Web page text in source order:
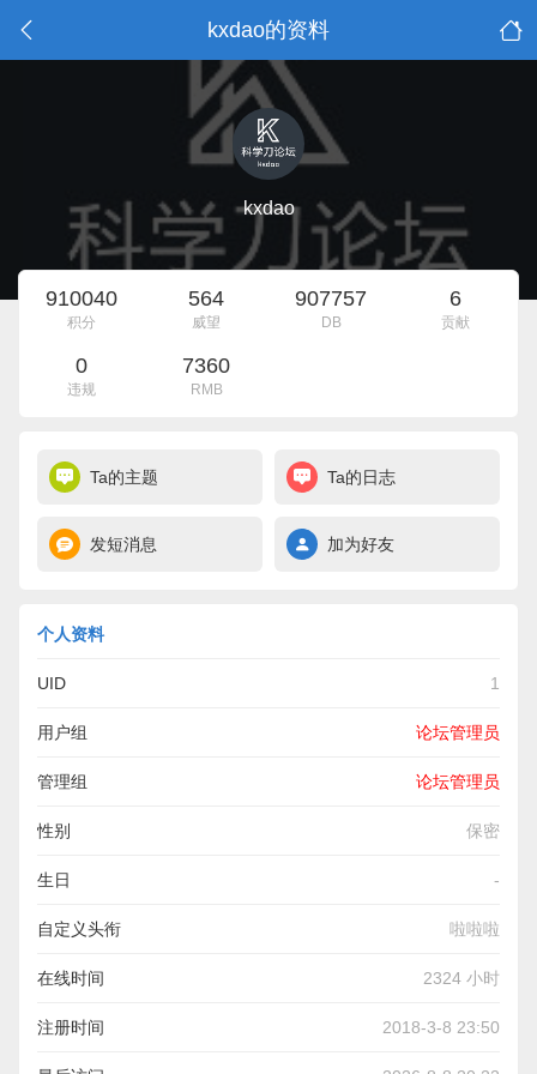
kxdao的资料
kxdao
910040
积分
564
威望
907757
DB
6
贡献
0
违规
7360
RMB
Ta的主题 Ta的日志
发短消息 加为好友
个人资料
UID 1
用户组 论坛管理员
管理组 论坛管理员
性别 保密
生日 -
自定义头衔 啦啦啦
在线时间 2324 小时
注册时间 2018-3-8 23:50